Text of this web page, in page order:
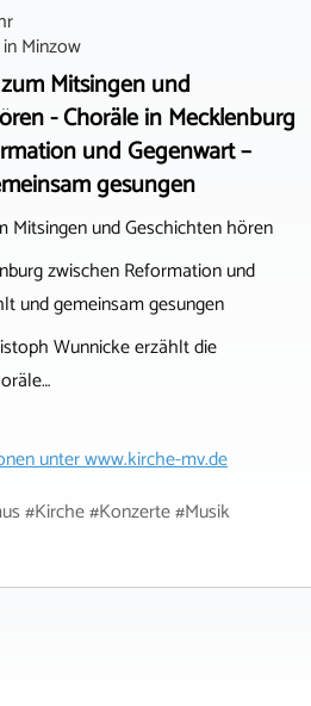
inMinzow
Mitsingen und
- Choräle in Mecklenburg
und Gegenwart –
gesungen
Mitsingen und Geschichten hören
zwischen Reformation und
und gemeinsam gesungen
Wunnicke erzählt die
unterwww.kirche-mv.de
#Kirche #Konzerte #Musik